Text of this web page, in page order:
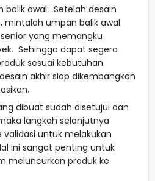
balik awal: Setelah desain
mintalah umpan balik awal
yang memangku
Sehingga dapat segera
sesuai kebutuhan
akhir siap dikembangkan
dibuat sudah disetujui dan
langkah selanjutnya
validasi untuk melakukan
ini sangat penting untuk
meluncurkan produk ke